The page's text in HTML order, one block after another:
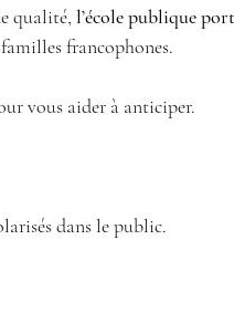
qualité, l’école publique
francophones.
vous aider à anticiper.
dans le public.